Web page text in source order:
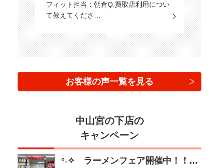
フィット担当：朝倉Q.買取店利用につい
て教えてくださ…
お客様の声一覧を見る
中山宮の下店の
キャンペーン
°˖✧ ラーメンフェア開催中！！ ✧˖°